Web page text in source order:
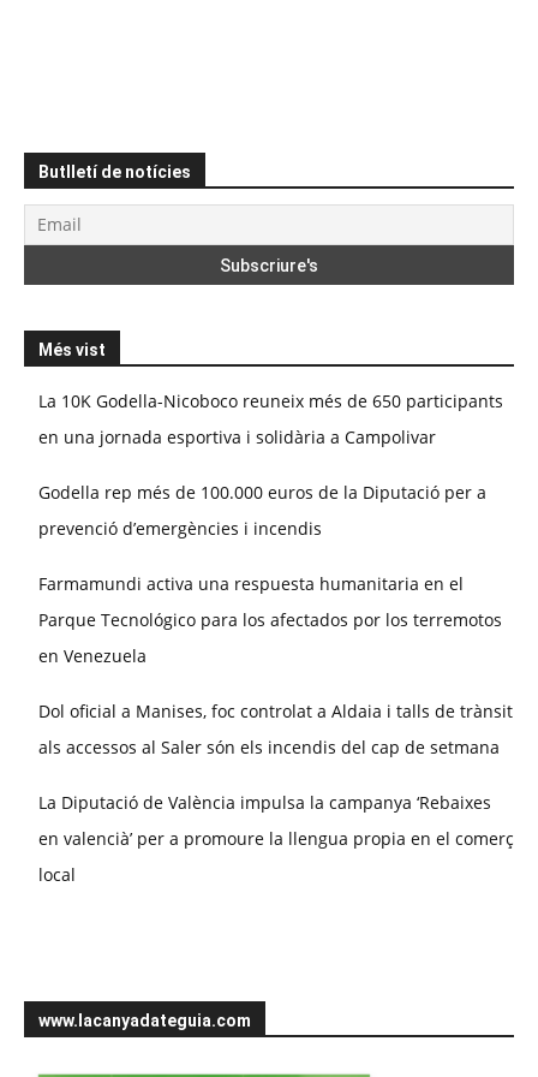
Butlletí de notícies
Més vist
La 10K Godella-Nicoboco reuneix més de 650 participants
en una jornada esportiva i solidària a Campolivar
Godella rep més de 100.000 euros de la Diputació per a
prevenció d’emergències i incendis
Farmamundi activa una respuesta humanitaria en el
Parque Tecnológico para los afectados por los terremotos
en Venezuela
Dol oficial a Manises, foc controlat a Aldaia i talls de trànsit
als accessos al Saler són els incendis del cap de setmana
La Diputació de València impulsa la campanya ‘Rebaixes
en valencià’ per a promoure la llengua propia en el comerç
local
www.lacanyadateguia.com